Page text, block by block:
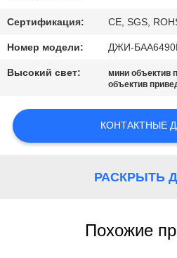
НОВОСТИ
ЗАПРОСИТЕ
Сертификация: CE, SGS,
Номер модели: ДЖИ-
Высокий свет: мини объектив
объектив
КОНТАКТНЫЕ
РАСКРЫТЬ
Похожие